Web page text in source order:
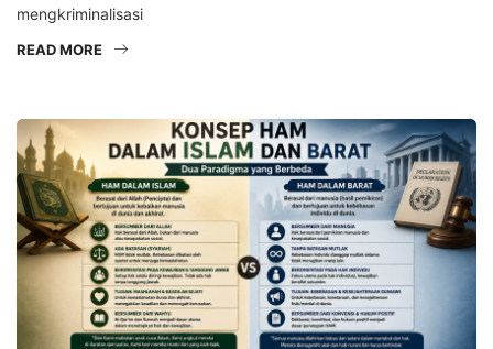
mengkriminalisasi
READ MORE